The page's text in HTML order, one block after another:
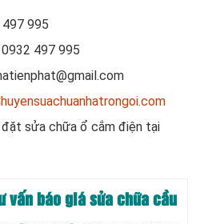
995
497 995
đặt sửa chữa ổ cắm điện tại
vấn báo giá sửa chữa cầu